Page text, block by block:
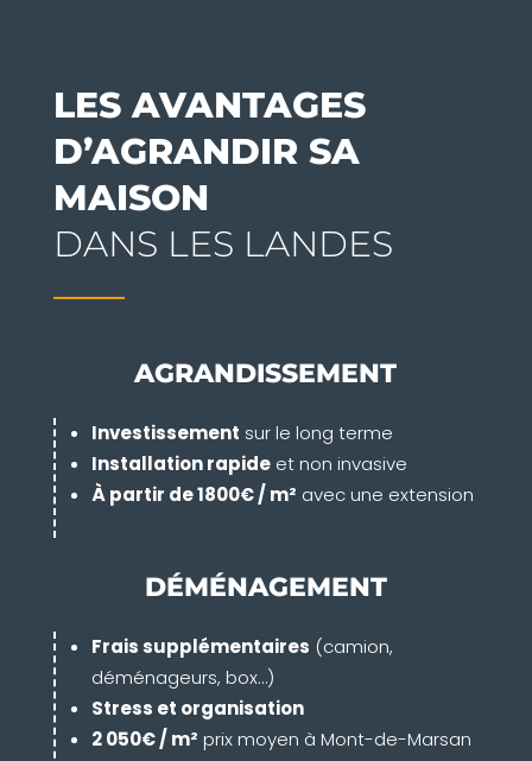
LES AVANTAGES
D’AGRANDIR SA
MAISON
DANS LES LANDES
AGRANDISSEMENT
Investissement sur le long terme
Installation rapideet non invasive
À partir de 1800€ / m² avec une extension
DÉMÉNAGEMENT
Frais supplémentaires (camion,
déménageurs, box…)
Stress et organisation
2 050€ / m² prix moyen à Mont-de-Marsan